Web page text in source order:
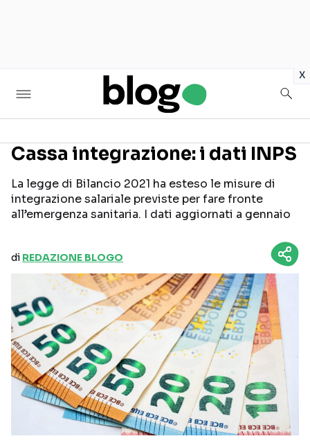
x
Cassa integrazione: i dati INPS
La legge di Bilancio 2021 ha esteso le misure di
integrazione salariale previste per fare fronte
all’emergenza sanitaria. I dati aggiornati a gennaio
di REDAZIONE BLOGO